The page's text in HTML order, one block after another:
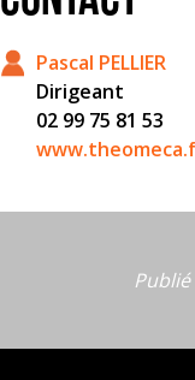
Pascal PELLIER
Dirigeant
02 99 75 81 53